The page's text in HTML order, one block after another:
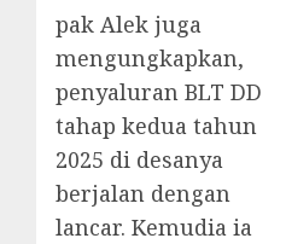
‎pak Alek juga
mengungkapkan,
penyaluran BLT DD
tahap kedua tahun
2025 di desanya
berjalan dengan
lancar. Kemudia ia